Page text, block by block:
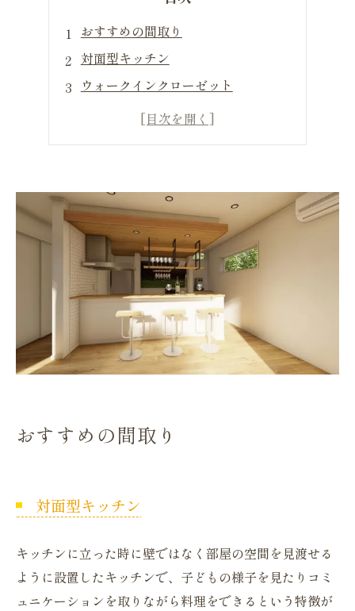
おすすめの間取り
対面型キッチン
ウォークインクローゼット
パントリー
まとめ
おすすめの間取り
対面型キッチン
キッチンに立った時に壁ではなく部屋の空間を見渡せる
ように設置したキッチンで、子どもの様子を見たりコミ
ュニケーションを取りながら料理をできるという特徴が